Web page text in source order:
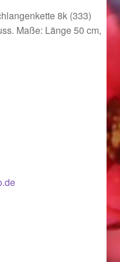
2019
2020
2021
2022
8k (333)
Maße: Länge 50 cm,